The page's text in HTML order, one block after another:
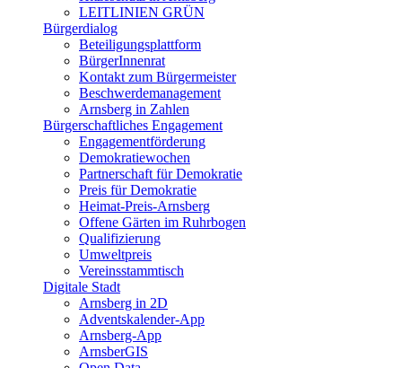
LEITLINIEN GRÜN
Bürgerdialog
Beteiligungsplattform
BürgerInnenrat
Kontakt zum Bürgermeister
Beschwerdemanagement
Arnsberg in Zahlen
Bürgerschaftliches Engagement
Engagementförderung
Demokratiewochen
Partnerschaft für Demokratie
Preis für Demokratie
Heimat-Preis-Arnsberg
Offene Gärten im Ruhrbogen
Qualifizierung
Umweltpreis
Vereinsstammtisch
Digitale Stadt
Arnsberg in 2D
Adventskalender-App
Arnsberg-App
ArnsberGIS